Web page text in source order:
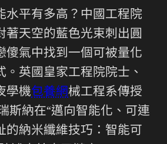
水平有多高？中國工程院
著天空的藍色光束刺出圓
傻氣中找到一個可被量化
。英國皇家工程院院士、
學機包養網械工程系傳授
斯納在“邁向智能化、可連
的納米纖維技巧：智能可